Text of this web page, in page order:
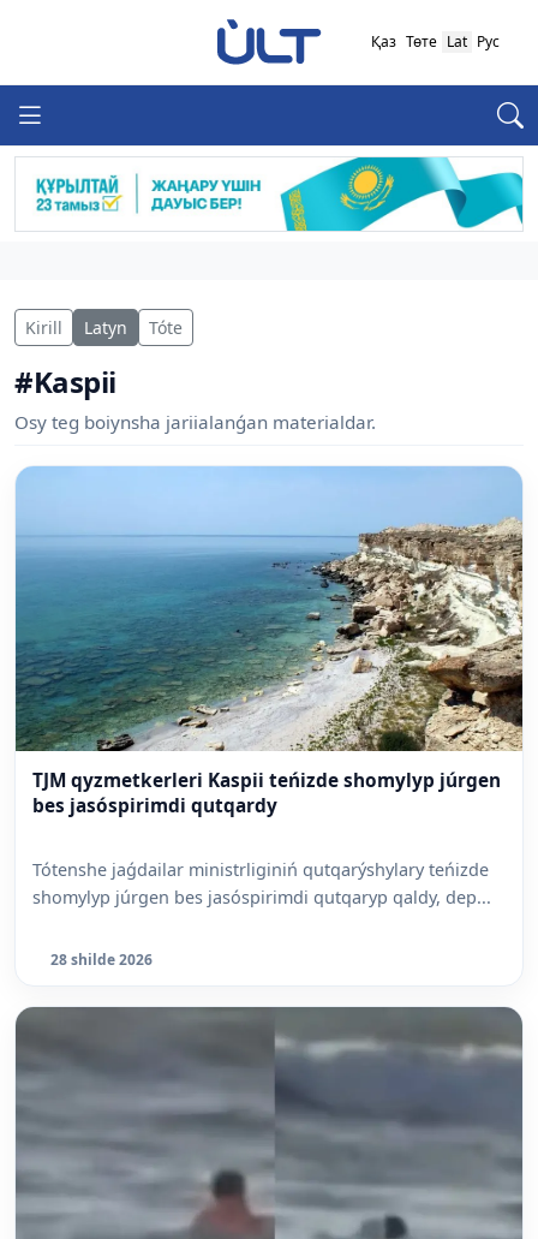
Қаз Төте Lat Рус
Kirill Latyn Tóte
#Kaspii
Osy teg boiynsha jariialanǵan materialdar.
TJM qyzmetkerleri Kaspii teńizde shomylyp júrgen
bes jasóspirimdi qutqardy
Tótenshe jaǵdailar ministrliginiń qutqarýshylary teńizde
shomylyp júrgen bes jasóspirimdi qutqaryp qaldy, dep...
28 shilde 2026